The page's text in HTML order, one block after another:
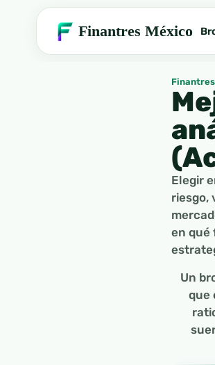
Finantres México
Elegir
riesgo,
en qué
Un
que